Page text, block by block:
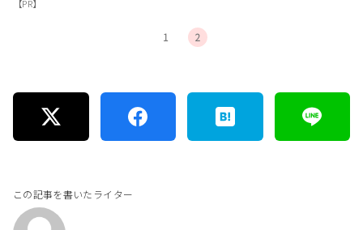
【PR】
1 2
この記事を書いたライター